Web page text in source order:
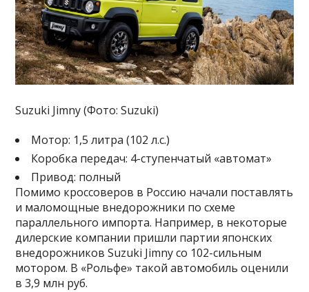
Suzuki Jimny (Фото: Suzuki)
Мотор: 1,5 литра (102 л.с.)
Коробка передач: 4-ступенчатый «автомат»
Привод: полный
Помимо кроссоверов в Россию начали поставлять
и маломощные внедорожники по схеме
параллельного импорта. Например, в некоторые
дилерские компании пришли партии японских
внедорожников Suzuki Jimny со 102-сильным
мотором. В «Рольфе» такой автомобиль оценили
в 3,9 млн руб.